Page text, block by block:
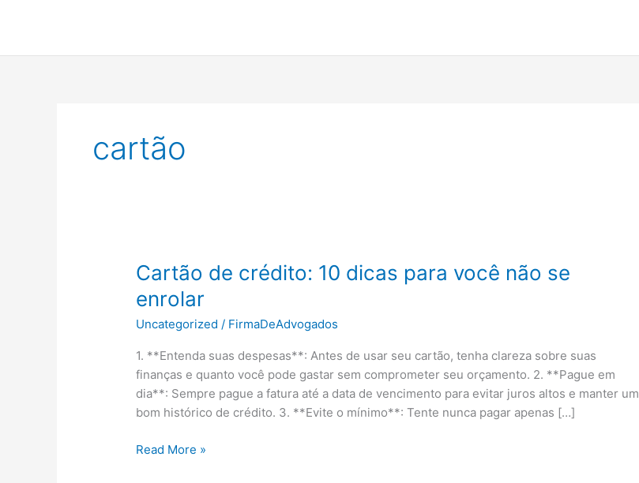
cartão
Cartão de crédito: 10 dicas para você não se
enrolar
Uncategorized / FirmaDeAdvogados
1. **Entenda suas despesas**: Antes de usar seu cartão, tenha clareza sobre suas
finanças e quanto você pode gastar sem comprometer seu orçamento. 2. **Pague em
dia**: Sempre pague a fatura até a data de vencimento para evitar juros altos e manter um
bom histórico de crédito. 3. **Evite o mínimo**: Tente nunca pagar apenas […]
Cartão
Read More »